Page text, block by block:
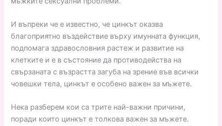
И въпреки че е известно, че цинкът оказва
благоприятно въздействие върху имунната функция,
подпомага здравословния растеж и развитие на
клетките и е в състояние да противодейства на
свързаната с възрастта загуба на зрение във всички
човешки тела, цинкът е особено важен за мъжете.
Нека разберем кои са трите най-важни причини,
поради които цинкът е толкова важен за мъжете.